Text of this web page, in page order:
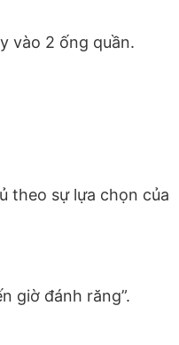
vào 2 ống quần.
theo sự lựa chọn của
giờ đánh răng”.